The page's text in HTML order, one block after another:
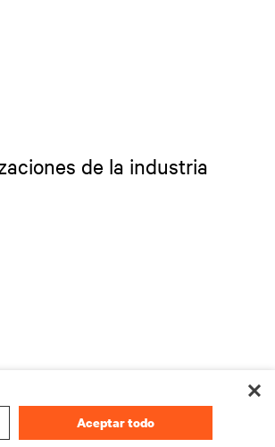
de la industria
Aceptar todo